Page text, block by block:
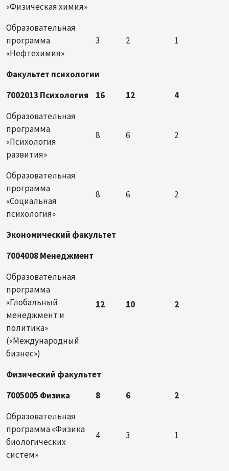
«Физическая химия»
Образовательная
программа
«Нефтехимия»
3 2 1
Факультет психологии
7002013 Психология
16 12
4
Образовательная
программа
«Психология
развития»
8 6 2
Образовательная
программа
«Социальная
психология»
8 6 2
Экономический факультет
7004008 Менеджмент
Образовательная
программа
«Глобальный
менеджмент и
политика»
(«Международный
бизнес»)
12 10 2
Физический факультет
7005005 Физика
8 6
2
Образовательная
программа «Физика
биологических
систем»
4 3 1